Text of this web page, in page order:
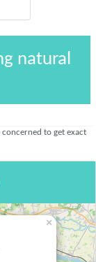
natural
to get exact
×